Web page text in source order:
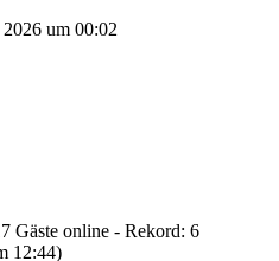
um 00:02
Gäste online - Rekord: 6
12:44)